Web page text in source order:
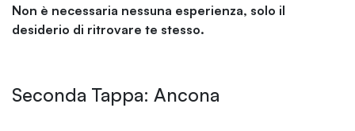
Non è necessaria nessuna esperienza, solo il
desiderio di ritrovare te stesso.
Seconda Tappa: Ancona